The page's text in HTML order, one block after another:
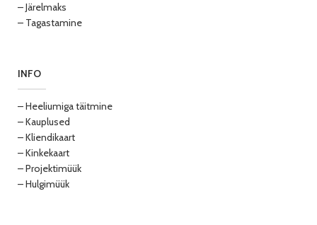
– Järelmaks
– Tagastamine
INFO
– Heeliumiga täitmine
– Kauplused
– Kliendikaart
– Kinkekaart
– Projektimüük
– Hulgimüük